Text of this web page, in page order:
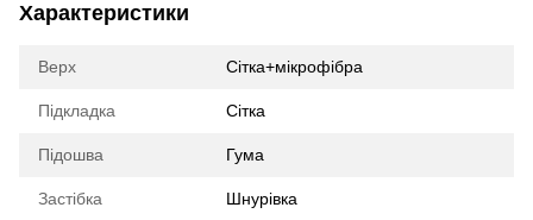
Характеристики
Верх Сітка+мікрофібра
Підкладка Сітка
Підошва Гума
Застібка Шнурівка